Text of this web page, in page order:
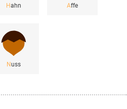
Hahn Affe
Nuss